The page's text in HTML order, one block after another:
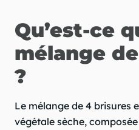
Qu’est-ce
mélange
?
Le mélange de 4 brisures
végétale sèche,